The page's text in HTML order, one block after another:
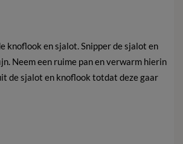
knoflook en sjalot. Snipper de sjalot en
Neem een ruime pan en verwarm hierin
de sjalot en knoflook totdat deze gaar